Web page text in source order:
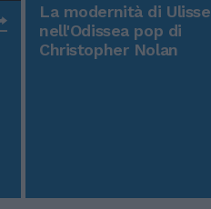
La modernità di Ulisse
nell'Odissea pop di
Christopher Nolan